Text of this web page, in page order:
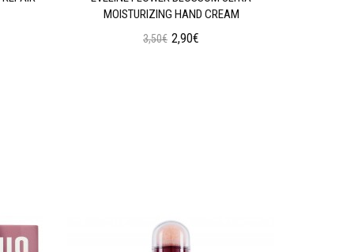
MOISTURIZING HAND CREAM
3,50€ 2,90€